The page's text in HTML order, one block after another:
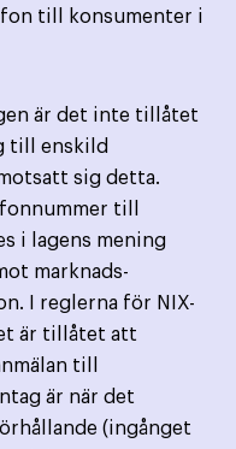
till konsumenter i
är det inte tillåtet
till enskild
sig detta.
till
i lagens mening
marknads­
I reglerna för NIX-
är tillåtet att
till
är när det
(ingånget